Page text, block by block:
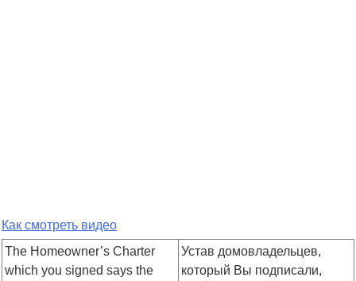
Как смотреть видео
The Homeowner’s Charter
which you signed says the
Устав домовладельцев,
который Вы подписали,